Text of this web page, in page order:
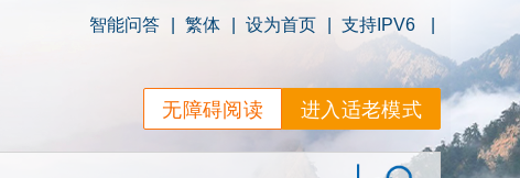
智能问答 繁体 设为首页 支持IPV6
进入适老模式
无障碍阅读